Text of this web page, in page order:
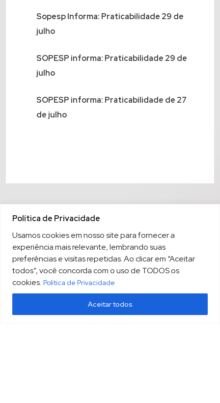
Política de Privacidade
Usamos cookies em nosso site para fornecer a
experiência mais relevante, lembrando suas
preferências e visitas repetidas. Ao clicar em “Aceitar
todos”, você concorda com o uso de TODOS os
cookies. Política de Privacidade
Aceitar todos
Sopesp Informa: Praticabilidade 29 de
julho
SOPESP informa: Praticabilidade 29 de
julho
SOPESP informa: Praticabilidade de 27
de julho